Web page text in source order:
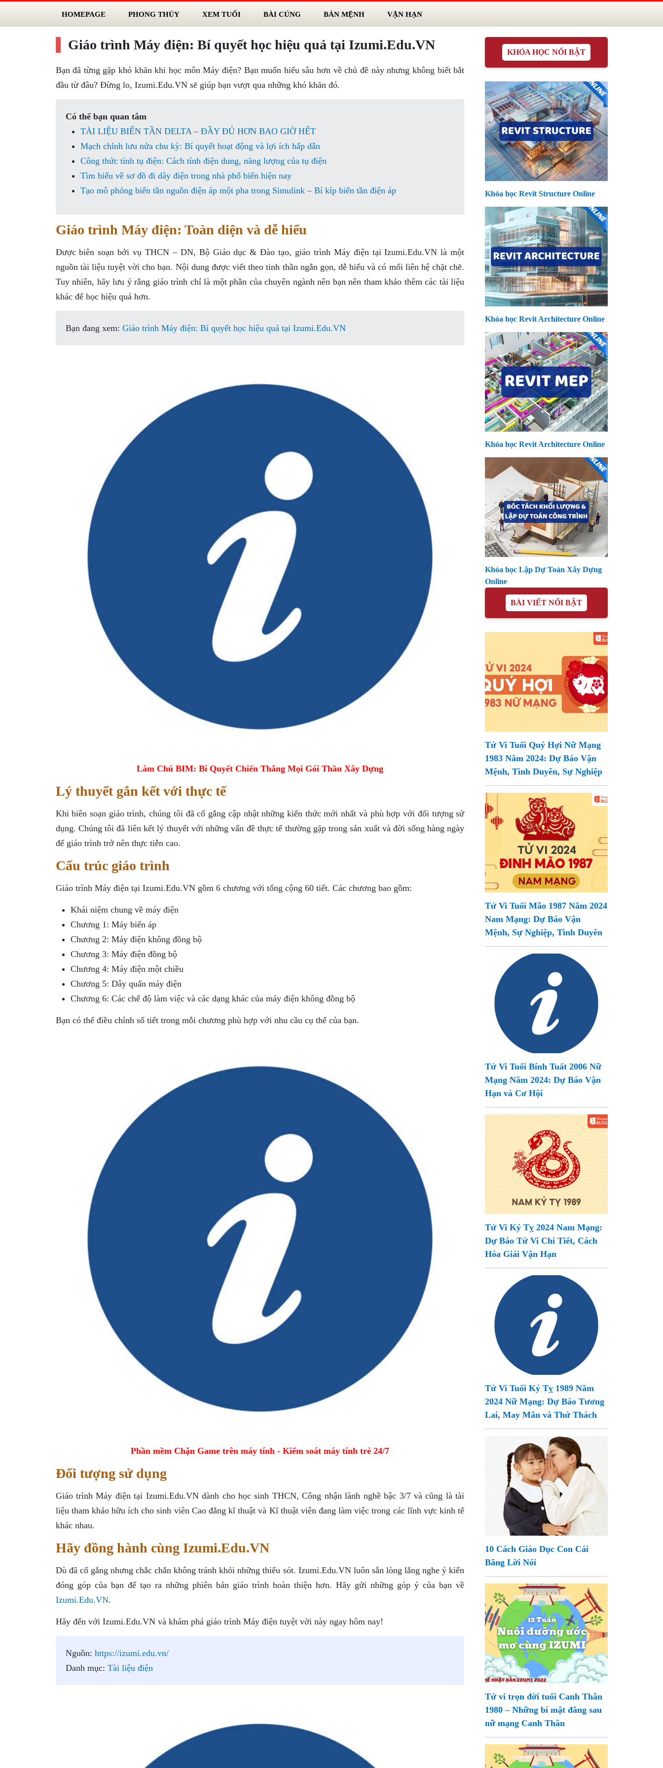
HOMEPAGE PHONG THỦY XEM TUỔI BÀI CÚNG BẢN MỆNH VẬN HẠN
Giáo trình Máy điện: Bí quyết học hiệu quả tại Izumi.Edu.VN
Bạn đã từng gặp khó khăn khi học môn Máy điện? Bạn muốn hiểu sâu hơn về chủ đề này nhưng không biết bắt
đầu từ đâu? Đừng lo, Izumi.Edu.VN sẽ giúp bạn vượt qua những khó khăn đó.
Có thể bạn quan tâm
TÀI LIỆU BIẾN TẦN DELTA – ĐẦY ĐỦ HƠN BAO GIỜ HẾT
Mạch chỉnh lưu nửa chu kỳ: Bí quyết hoạt động và lợi ích hấp dẫn
Công thức tính tụ điện: Cách tính điện dung, năng lượng của tụ điện
Tìm hiểu về sơ đồ đi dây điện trong nhà phổ biến hiện nay
Tạo mô phỏng biến tần nguồn điện áp một pha trong Simulink – Bí kíp biến tần điện áp
Giáo trình Máy điện: Toàn diện và dễ hiểu
Được biên soạn bởi vụ THCN – DN, Bộ Giáo dục & Đào tạo, giáo trình Máy điện tại Izumi.Edu.VN là một
nguồn tài liệu tuyệt vời cho bạn. Nội dung được viết theo tinh thần ngắn gọn, dễ hiểu và có mối liên hệ chặt chẽ.
Tuy nhiên, hãy lưu ý rằng giáo trình chỉ là một phần của chuyên ngành nên bạn nên tham khảo thêm các tài liệu
khác để học hiệu quả hơn.
Bạn đang xem: Giáo trình Máy điện: Bí quyết học hiệu quả tại Izumi.Edu.VN
Làm Chủ BIM: Bí Quyết Chiến Thắng Mọi Gói Thầu Xây Dựng
Lý thuyết gắn kết với thực tế
Khi biên soạn giáo trình, chúng tôi đã cố gắng cập nhật những kiến thức mới nhất và phù hợp với đối tượng sử
dụng. Chúng tôi đã liên kết lý thuyết với những vấn đề thực tế thường gặp trong sản xuất và đời sống hàng ngày
để giáo trình trở nên thực tiễn cao.
Cấu trúc giáo trình
Giáo trình Máy điện tại Izumi.Edu.VN gồm 6 chương với tổng cộng 60 tiết. Các chương bao gồm:
Khái niệm chung về máy điện
Chương 1: Máy biến áp
Chương 2: Máy điện không đồng bộ
Chương 3: Máy điện đồng bộ
Chương 4: Máy điện một chiều
Chương 5: Dây quấn máy điện
Chương 6: Các chế độ làm việc và các dạng khác của máy điện không đồng bộ
Bạn có thể điều chỉnh số tiết trong mỗi chương phù hợp với nhu cầu cụ thể của bạn.
Phần mềm Chặn Game trên máy tính - Kiểm soát máy tính trẻ 24/7
Đối tượng sử dụng
Giáo trình Máy điện tại Izumi.Edu.VN dành cho học sinh THCN, Công nhận lành nghề bậc 3/7 và cũng là tài
liệu tham khảo hữu ích cho sinh viên Cao đẳng kĩ thuật và Kĩ thuật viên đang làm việc trong các lĩnh vực kinh tế
khác nhau.
Hãy đồng hành cùng Izumi.Edu.VN
Dù đã cố gắng nhưng chắc chắn không tránh khỏi những thiếu sót. Izumi.Edu.VN luôn sẵn lòng lắng nghe ý kiến
đóng góp của bạn để tạo ra những phiên bản giáo trình hoàn thiện hơn. Hãy gửi những góp ý của bạn về
Izumi.Edu.VN.
Hãy đến với Izumi.Edu.VN và khám phá giáo trình Máy điện tuyệt vời này ngay hôm nay!
Nguồn: https://izumi.edu.vn/
Danh mục: Tài liệu điện
KHÓA HỌC NỔI BẬT
Khóa học Revit Structure Online
Khóa học Revit Architecture Online
Khóa học Revit Architecture Online
Khóa học Lập Dự Toán Xây Dựng
Online
BÀI VIẾT NỔI BẬT
Tử Vi Tuổi Quý Hợi Nữ Mạng
1983 Năm 2024: Dự Báo Vận
Mệnh, Tình Duyên, Sự Nghiệp
Tử Vi Tuổi Mão 1987 Năm 2024
Nam Mạng: Dự Báo Vận
Mệnh, Sự Nghiệp, Tình Duyên
Tử Vi Tuổi Bính Tuất 2006 Nữ
Mạng Năm 2024: Dự Báo Vận
Hạn và Cơ Hội
Tử Vi Kỷ Tỵ 2024 Nam Mạng:
Dự Báo Tử Vi Chi Tiết, Cách
Hóa Giải Vận Hạn
Tử Vi Tuổi Kỷ Tỵ 1989 Năm
2024 Nữ Mạng: Dự Báo Tương
Lai, May Mắn và Thử Thách
10 Cách Giáo Dục Con Cái
Bằng Lời Nói
Tử vi trọn đời tuổi Canh Thân
1980 – Những bí mật đằng sau
nữ mạng Canh Thân